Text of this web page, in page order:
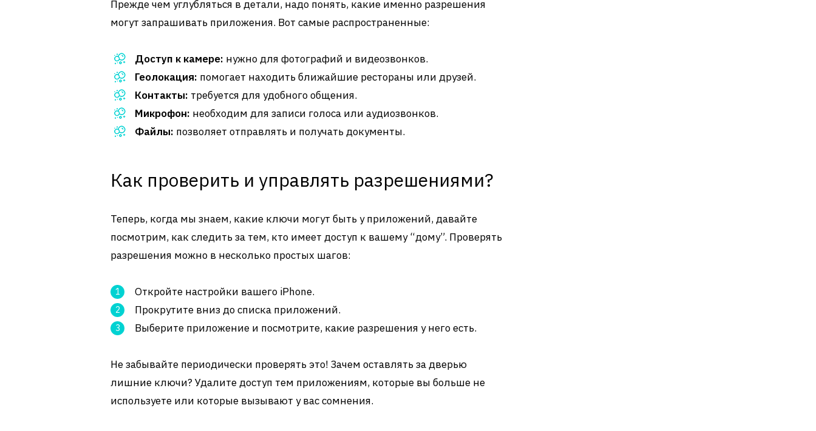
Прежде чем углубляться в детали, надо понять, какие именно разрешения
могут запрашивать приложения. Вот самые распространенные:
Доступ к камере: нужно для фотографий и видеозвонков.
Геолокация: помогает находить ближайшие рестораны или друзей.
Контакты: требуется для удобного общения.
Микрофон: необходим для записи голоса или аудиозвонков.
Файлы: позволяет отправлять и получать документы.
Как проверить и управлять разрешениями?
Теперь, когда мы знаем, какие ключи могут быть у приложений, давайте
посмотрим, как следить за тем, кто имеет доступ к вашему “дому”. Проверять
разрешения можно в несколько простых шагов:
Откройте настройки вашего iPhone.
Прокрутите вниз до списка приложений.
Выберите приложение и посмотрите, какие разрешения у него есть.
Не забывайте периодически проверять это! Зачем оставлять за дверью
лишние ключи? Удалите доступ тем приложениям, которые вы больше не
используете или которые вызывают у вас сомнения.